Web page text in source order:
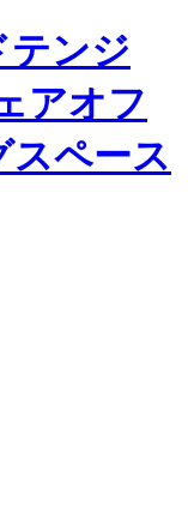
テンジ
アオフ
スペース